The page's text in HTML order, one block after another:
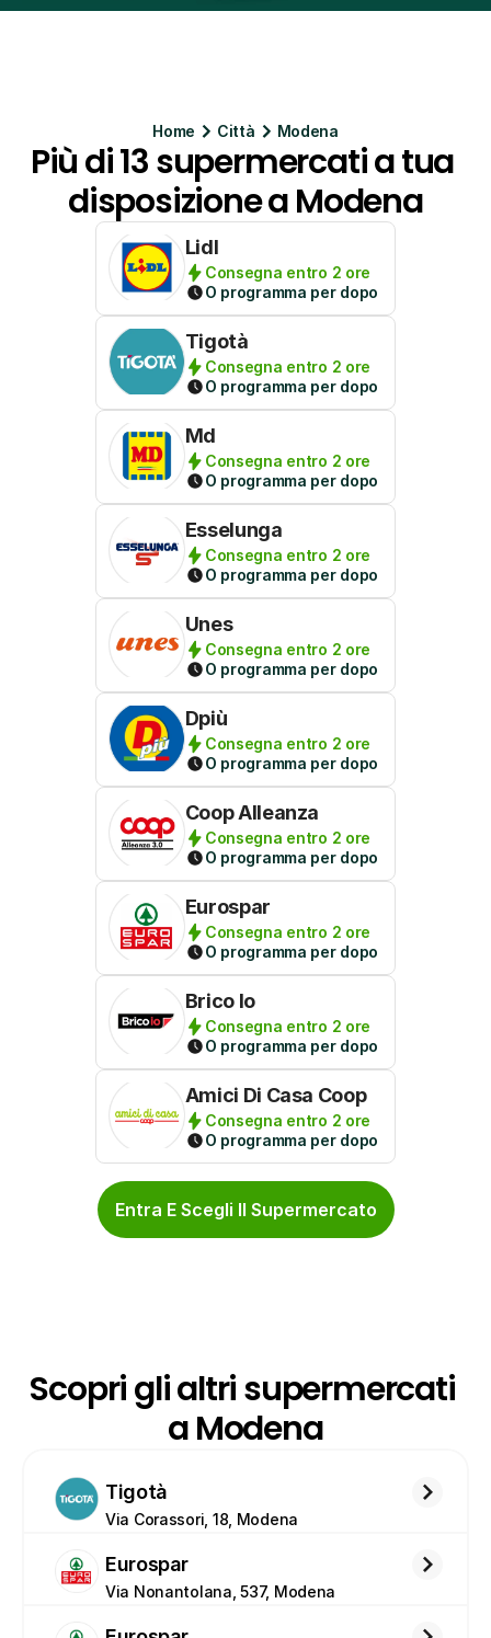
Home Città Modena
Più di 13 supermercati a tua
disposizione a Modena
Lidl
Consegna entro 2 ore
O programma per dopo
Tigotà
Consegna entro 2 ore
O programma per dopo
Md
Consegna entro 2 ore
O programma per dopo
Esselunga
Consegna entro 2 ore
O programma per dopo
Unes
Consegna entro 2 ore
O programma per dopo
Dpiù
Consegna entro 2 ore
O programma per dopo
Coop Alleanza
Consegna entro 2 ore
O programma per dopo
Eurospar
Consegna entro 2 ore
O programma per dopo
Brico Io
Consegna entro 2 ore
O programma per dopo
Amici Di Casa Coop
Consegna entro 2 ore
O programma per dopo
Entra E Scegli Il Supermercato
Scopri gli altri supermercati
a Modena
Tigotà
Via Corassori, 18, Modena
Eurospar
Via Nonantolana, 537, Modena